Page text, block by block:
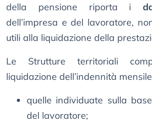
della pensione riporta i
dell’impresa e del lavoratore,
utili alla liquidazione della
Le Strutture territoriali
liquidazione dell’indennità
quelle individuate sulla
del lavoratore;